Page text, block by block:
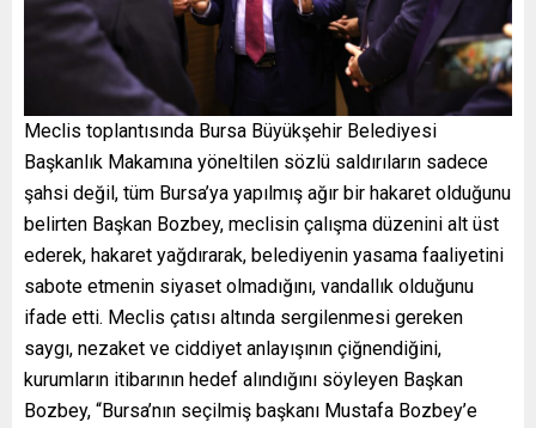
Meclis toplantısında Bursa Büyükşehir Belediyesi
Başkanlık Makamına yöneltilen sözlü saldırıların sadece
şahsi değil, tüm Bursa’ya yapılmış ağır bir hakaret olduğunu
belirten Başkan Bozbey, meclisin çalışma düzenini alt üst
ederek, hakaret yağdırarak, belediyenin yasama faaliyetini
sabote etmenin siyaset olmadığını, vandallık olduğunu
ifade etti. Meclis çatısı altında sergilenmesi gereken
saygı, nezaket ve ciddiyet anlayışının çiğnendiğini,
kurumların itibarının hedef alındığını söyleyen Başkan
Bozbey, “Bursa’nın seçilmiş başkanı Mustafa Bozbey’e